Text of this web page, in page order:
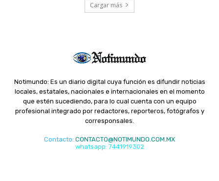
Cargar más
Notimundo: Es un diario digital cuya función es difundir noticias
locales, estatales, nacionales e internacionales en el momento
que estén sucediendo, para lo cual cuenta con un equipo
profesional integrado por redactores, reporteros, fotógrafos y
corresponsales.
Contacto: CONTACTO@NOTIMUNDO.COM.MX
whatsapp: 7441919302